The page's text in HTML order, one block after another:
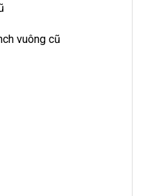
vuông cũ